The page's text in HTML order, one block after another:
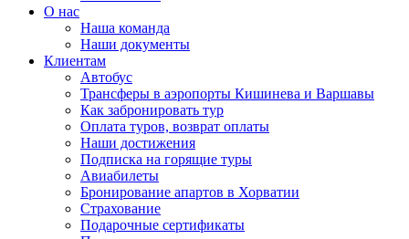
О нас
Наша команда
Наши документы
Клиентам
Автобус
Трансферы в аэропорты Кишинева и Варшавы
Как забронировать тур
Оплата туров, возврат оплаты
Наши достижения
Подписка на горящие туры
Авиабилеты
Бронирование апартов в Хорватии
Страхование
Подарочные сертификаты